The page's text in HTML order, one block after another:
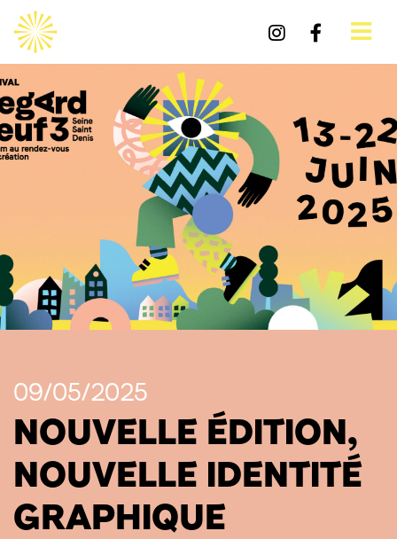
09/05/2025
NOUVELLE ÉDITION,
NOUVELLE IDENTITÉ
GRAPHIQUE